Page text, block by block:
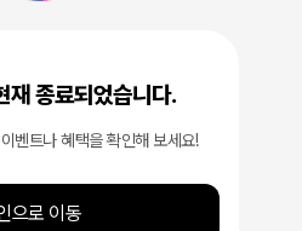
재 종료되었습니다.
벤트나 혜택을 확인해 보세요!
으로 이동